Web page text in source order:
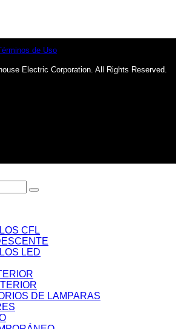
de Uso
Electric Corporation. All Rights Reserved.
CFL
LED
DE LAMPARAS